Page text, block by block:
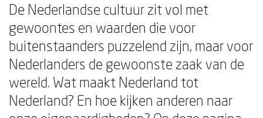
De Nederlandse cultuur zit vol met
gewoontes en waarden die voor
buitenstaanders puzzelend zijn, maar voor
Nederlanders de gewoonste zaak van de
wereld. Wat maakt Nederland tot
Nederland? En hoe kijken anderen naar